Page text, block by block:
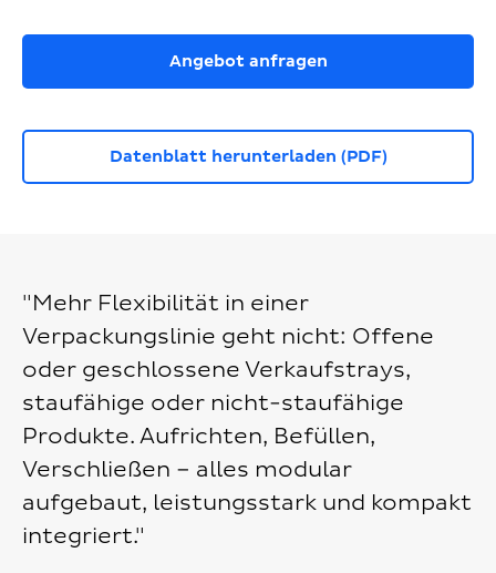
Angebot anfragen
Datenblatt herunterladen (PDF)
"Mehr Flexibilität in einer
Verpackungslinie geht nicht: Offene
oder geschlossene Verkaufstrays,
staufähige oder nicht-staufähige
Produkte. Aufrichten, Befüllen,
Verschließen – alles modular
aufgebaut, leistungsstark und kompakt
integriert."